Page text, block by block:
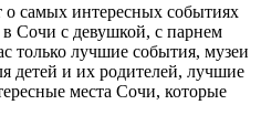
самых интересных событиях
Сочи с девушкой, с парнем
только лучшие события, музеи
детей и их родителей, лучшие
места Сочи, которые